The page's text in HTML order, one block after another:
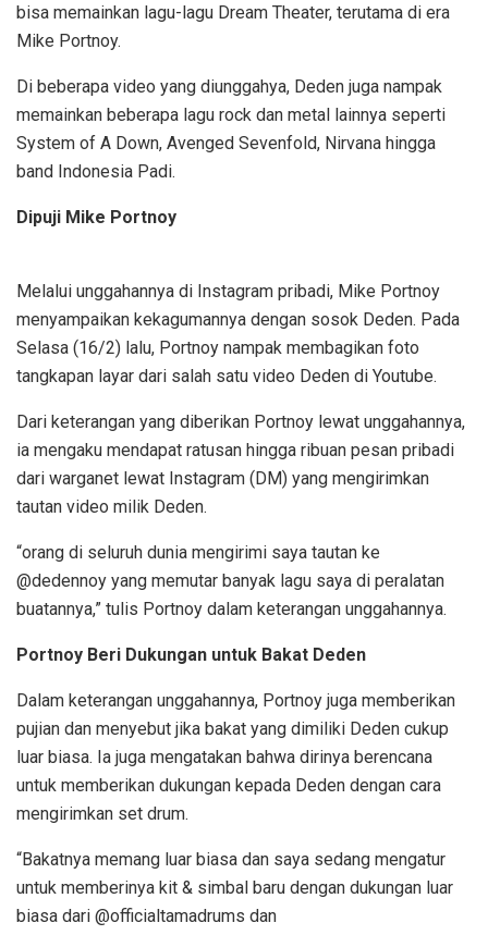
bisa memainkan lagu-lagu Dream Theater, terutama di era
Mike Portnoy.
Di beberapa video yang diunggahya, Deden juga nampak
memainkan beberapa lagu rock dan metal lainnya seperti
System of A Down, Avenged Sevenfold, Nirvana hingga
band Indonesia Padi.
Dipuji Mike Portnoy
Melalui unggahannya di Instagram pribadi, Mike Portnoy
menyampaikan kekagumannya dengan sosok Deden. Pada
Selasa (16/2) lalu, Portnoy nampak membagikan foto
tangkapan layar dari salah satu video Deden di Youtube.
Dari keterangan yang diberikan Portnoy lewat unggahannya,
ia mengaku mendapat ratusan hingga ribuan pesan pribadi
dari warganet lewat Instagram (DM) yang mengirimkan
tautan video milik Deden.
“orang di seluruh dunia mengirimi saya tautan ke
@dedennoy yang memutar banyak lagu saya di peralatan
buatannya,” tulis Portnoy dalam keterangan unggahannya.
Portnoy Beri Dukungan untuk Bakat Deden
Dalam keterangan unggahannya, Portnoy juga memberikan
pujian dan menyebut jika bakat yang dimiliki Deden cukup
luar biasa. Ia juga mengatakan bahwa dirinya berencana
untuk memberikan dukungan kepada Deden dengan cara
mengirimkan set drum.
“Bakatnya memang luar biasa dan saya sedang mengatur
untuk memberinya kit & simbal baru dengan dukungan luar
biasa dari @officialtamadrums dan